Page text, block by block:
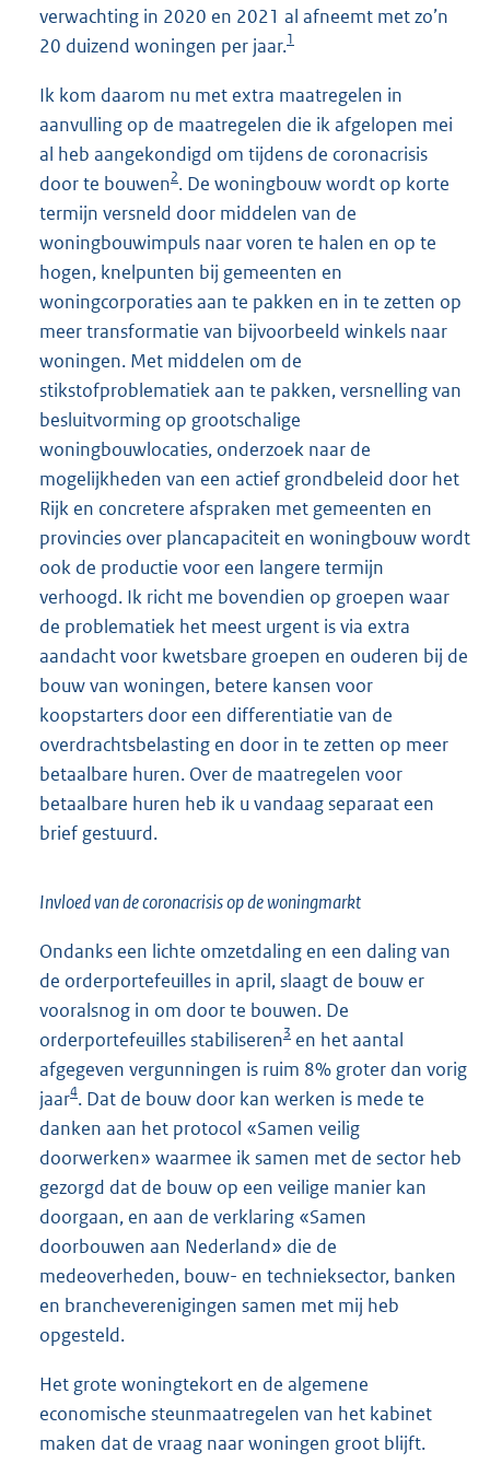
verwachting in 2020 en 2021 al afneemt met zo’n
20 duizend woningen per jaar.1
Ik kom daarom nu met extra maatregelen in
aanvulling op de maatregelen die ik afgelopen mei
al heb aangekondigd om tijdens de coronacrisis
door te bouwen2. De woningbouw wordt op korte
termijn versneld door middelen van de
woningbouwimpuls naar voren te halen en op te
hogen, knelpunten bij gemeenten en
woningcorporaties aan te pakken en in te zetten op
meer transformatie van bijvoorbeeld winkels naar
woningen. Met middelen om de
stikstofproblematiek aan te pakken, versnelling van
besluitvorming op grootschalige
woningbouwlocaties, onderzoek naar de
mogelijkheden van een actief grondbeleid door het
Rijk en concretere afspraken met gemeenten en
provincies over plancapaciteit en woningbouw wordt
ook de productie voor een langere termijn
verhoogd. Ik richt me bovendien op groepen waar
de problematiek het meest urgent is via extra
aandacht voor kwetsbare groepen en ouderen bij de
bouw van woningen, betere kansen voor
koopstarters door een differentiatie van de
overdrachtsbelasting en door in te zetten op meer
betaalbare huren. Over de maatregelen voor
betaalbare huren heb ik u vandaag separaat een
brief gestuurd.
Invloed van de coronacrisis op de woningmarkt
Ondanks een lichte omzetdaling en een daling van
de orderportefeuilles in april, slaagt de bouw er
vooralsnog in om door te bouwen. De
orderportefeuilles stabiliseren3 en het aantal
afgegeven vergunningen is ruim 8% groter dan vorig
jaar4. Dat de bouw door kan werken is mede te
danken aan het protocol «Samen veilig
doorwerken» waarmee ik samen met de sector heb
gezorgd dat de bouw op een veilige manier kan
doorgaan, en aan de verklaring «Samen
doorbouwen aan Nederland» die de
medeoverheden, bouw- en technieksector, banken
en brancheverenigingen samen met mij heb
opgesteld.
Het grote woningtekort en de algemene
economische steunmaatregelen van het kabinet
maken dat de vraag naar woningen groot blijft.